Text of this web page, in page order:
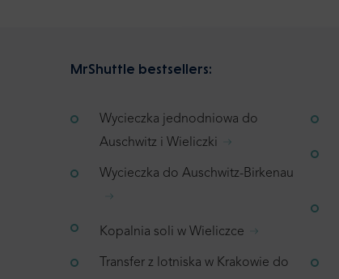
MrShuttle bestsellers:
Wycieczka jednodniowa do
Auschwitz i Wieliczki
Wycieczka do Auschwitz-Birkenau
Kopalnia soli w Wieliczce
Transfer z lotniska w Krakowie do